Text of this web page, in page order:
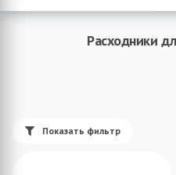
Расходники
Показать фильтр